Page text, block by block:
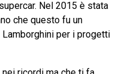
Nel 2015 è stata
che questo fu un
per i progetti